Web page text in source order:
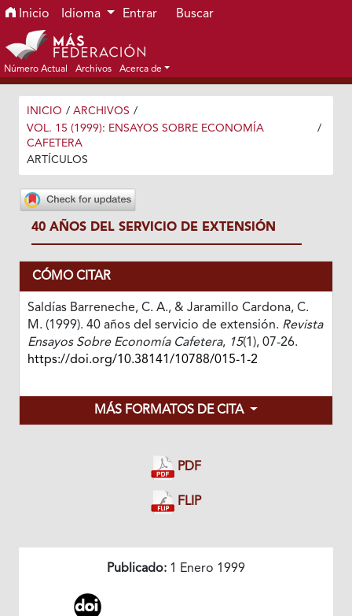
Ir al menú de navegación principal
Ir al contenido principal
Ir al pie de página del sitio
Inicio Idioma Entrar Buscar
Número Actual Archivos Acerca de
INICIO / ARCHIVOS /
VOL. 15 (1999): ENSAYOS SOBRE ECONOMÍA
CAFETERA
/
ARTÍCULOS
40 AÑOS DEL SERVICIO DE EXTENSIÓN
CÓMO CITAR
Saldías Barreneche, C. A., & Jaramillo Cardona, C.
M. (1999). 40 años del servicio de extensión. Revista
Ensayos Sobre Economía Cafetera, 15(1), 07-26.
https://doi.org/10.38141/10788/015-1-2
MÁS FORMATOS DE CITA
PDF
FLIP
Publicado: 1 Enero 1999